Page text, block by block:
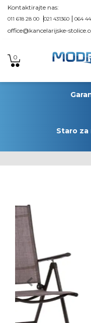
Kontaktirajte nas:
011 618 28 00 021 431360 064
office@kancelarijske-
0
Staro za
Previous